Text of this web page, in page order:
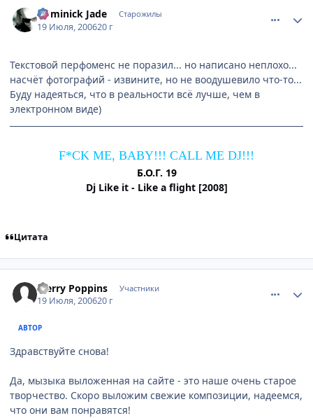
Dominick Jade Старожилы
19 Июля, 200620 г
Текстовой перфоменс не поразил... но написано неплохо...
насчёт фотографий - извините, но не воодушевило что-то...
Буду надеяться, что в реальности всё лучше, чем в
электронном виде)
F*CK ME, BABY!!! CALL ME DJ!!!
Б.О.Г. 19
Dj Like it - Like a flight [2008]
Цитата
Merry Poppins Участники
19 Июля, 200620 г
АВТОР
Здравствуйте снова!
Да, мызыка выложенная на сайте - это наше очень старое
творчество. Скоро выложим свежие композиции, надеемся,
что они вам понравятся!